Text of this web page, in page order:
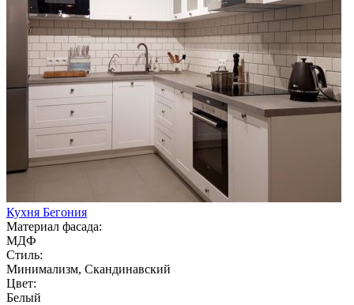
Кухня Бегония
Материал фасада:
МДФ
Стиль:
Минимализм, Скандинавский
Цвет:
Белый